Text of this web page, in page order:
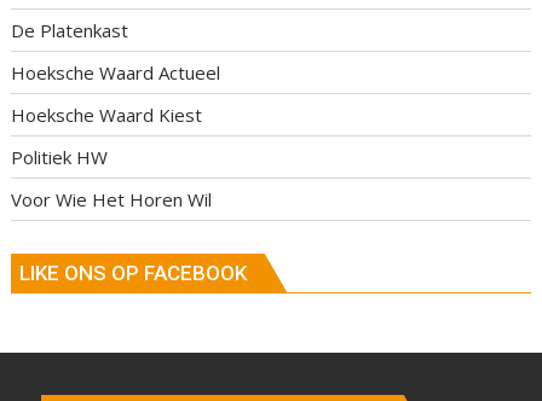
De Platenkast
Hoeksche Waard Actueel
Hoeksche Waard Kiest
Politiek HW
Voor Wie Het Horen Wil
LIKE ONS OP FACEBOOK